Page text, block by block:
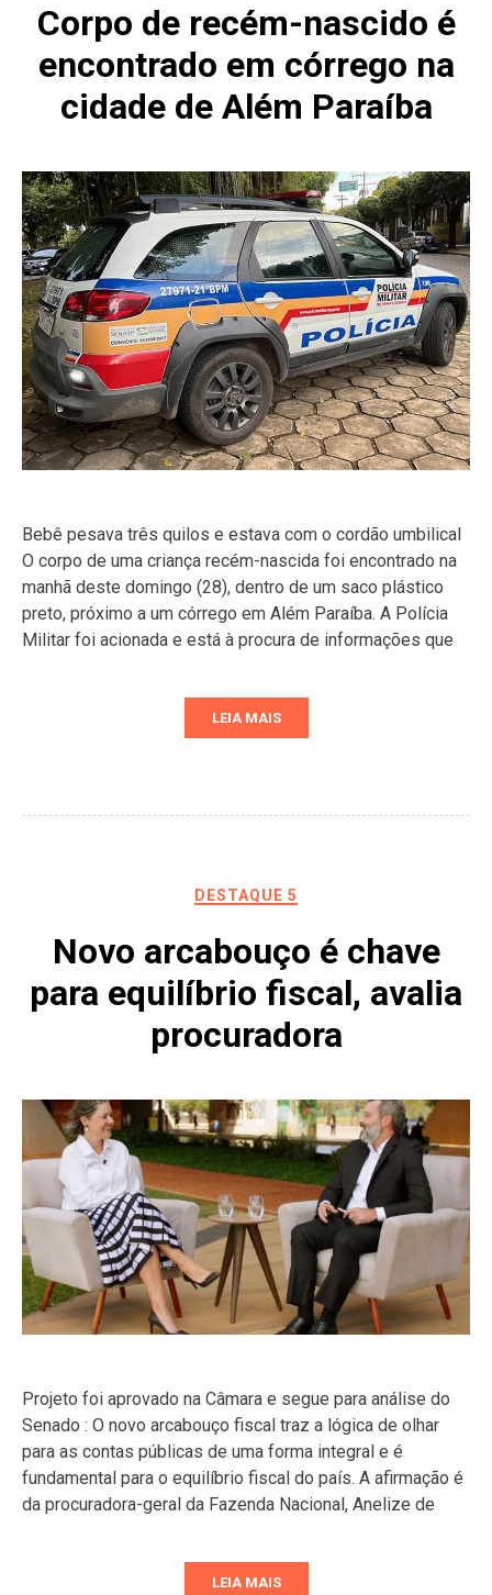
Corpo de recém-nascido é
encontrado em córrego na
cidade de Além Paraíba
Bebê pesava três quilos e estava com o cordão umbilical
O corpo de uma criança recém-nascida foi encontrado na
manhã deste domingo (28), dentro de um saco plástico
preto, próximo a um córrego em Além Paraíba. A Polícia
Militar foi acionada e está à procura de informações que
LEIA MAIS
DESTAQUE 5
Novo arcabouço é chave
para equilíbrio fiscal, avalia
procuradora
Projeto foi aprovado na Câmara e segue para análise do
Senado : O novo arcabouço fiscal traz a lógica de olhar
para as contas públicas de uma forma integral e é
fundamental para o equilíbrio fiscal do país. A afirmação é
da procuradora-geral da Fazenda Nacional, Anelize de
LEIA MAIS